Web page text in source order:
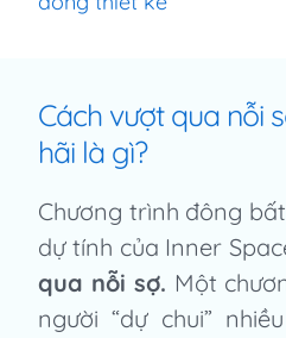
Cách vượt qua nỗi
hãi là gì?
Chương trình đông
dự tính của Inner
qua nỗi sợ. Một
người “dự chui”